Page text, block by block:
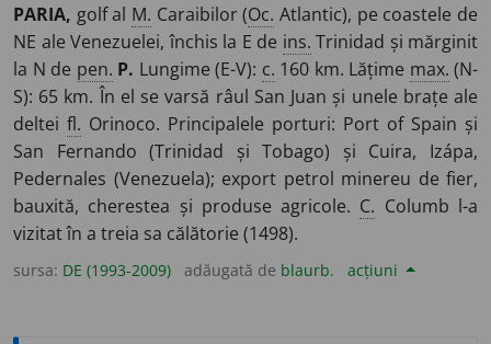
PARIA, golf al M. Caraibilor (Oc. Atlantic), pe coastele de
NE ale Venezuelei, închis la E de ins. Trinidad și mărginit
la N de pen. P. Lungime (E-V): c. 160 km. Lățime max. (N-
S): 65 km. În el se varsă râul San Juan și unele brațe ale
deltei fl. Orinoco. Principalele porturi: Port of Spain și
San Fernando (Trinidad și Tobago) și Cuira, Izápa,
Pedernales (Venezuela); export petrol minereu de fier,
bauxită, cherestea și produse agricole. C. Columb l-a
vizitat în a treia sa călătorie (1498).
sursa: DE (1993-2009) adăugată de blaurb. acțiuni